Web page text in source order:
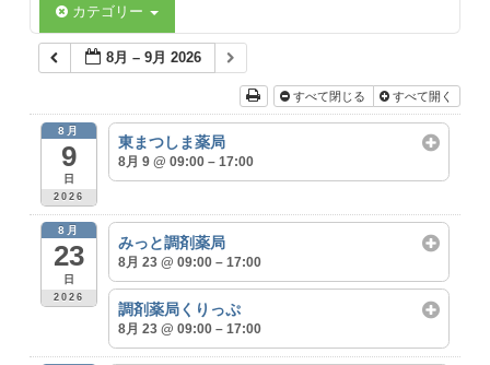
カテゴリー
8月 – 9月 2026
すべて閉じる すべて開く
8月
9
日
2026
東まつしま薬局
8月 9 @ 09:00 – 17:00
8月
23
日
2026
みっと調剤薬局
8月 23 @ 09:00 – 17:00
調剤薬局くりっぷ
8月 23 @ 09:00 – 17:00